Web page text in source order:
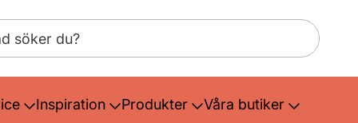
Inspiration Produkter Våra butiker